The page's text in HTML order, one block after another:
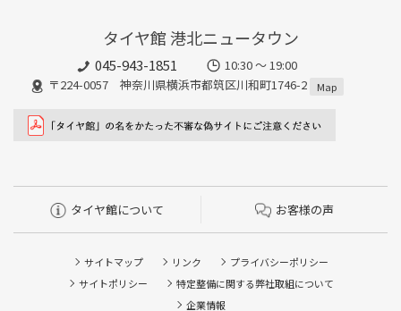
タイヤ館 港北ニュータウン
045-943-1851
10:30 ～ 19:00
〒224-0057 神奈川県横浜市都筑区川和町1746-2
Map
タイヤ館について お客様の声
サイトマップ リンク
プライバシーポリシー
サイトポリシー
特定整備に関する弊社取組について
企業情報